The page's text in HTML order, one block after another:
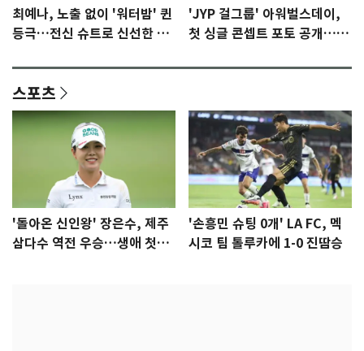
최예나, 노출 없이 '워터밤' 퀸
등극…전신 슈트로 신선한 충
'JYP 걸그룹' 아워벌스데이,
첫 싱글 콘셉트 포토 공개…청
스포츠
'돌아온 신인왕' 장은수, 제주
삼다수 역전 우승…생애 첫승
'손흥민 슈팅 0개' LA FC, 멕
시코 팀 톨루카에 1-0 진땀승